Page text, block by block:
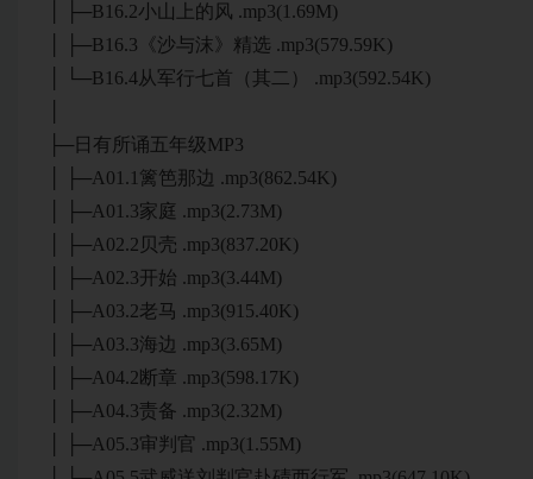
│ ├─B16.2小山上的风 .mp3(1.69M)
│ ├─B16.3《沙与沫》精选 .mp3(579.59K)
│ └─B16.4从军行七首（其二） .mp3(592.54K)
├─日有所诵五年级MP3
│ ├─A01.1篱笆那边 .mp3(862.54K)
│ ├─A01.3家庭 .mp3(2.73M)
│ ├─A02.2贝壳 .mp3(837.20K)
│ ├─A02.3开始 .mp3(3.44M)
│ ├─A03.2老马 .mp3(915.40K)
│ ├─A03.3海边 .mp3(3.65M)
│ ├─A04.2断章 .mp3(598.17K)
│ ├─A04.3责备 .mp3(2.32M)
│ ├─A05.3审判官 .mp3(1.55M)